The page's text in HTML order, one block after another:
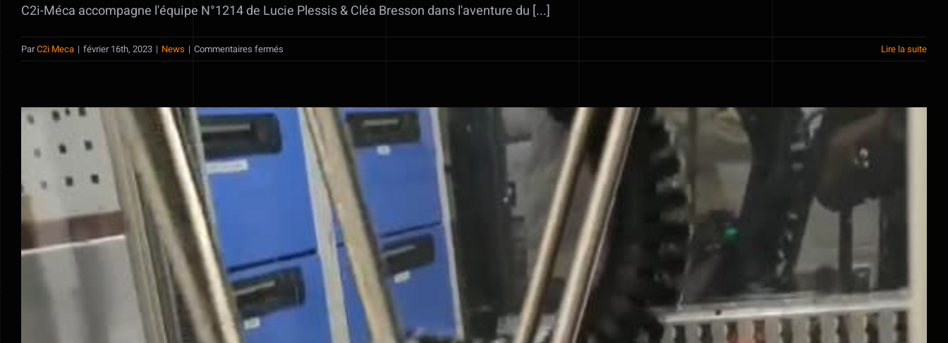
C2i-Méca accompagne l'équipe N°1214 de Lucie Plessis & Cléa Bresson dans l'aventure du [...]
ParC2i Meca | février 16th, 2023 | News | Commentaires fermés Lire la suite